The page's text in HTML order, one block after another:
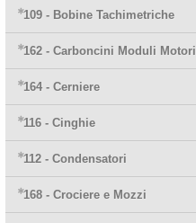
109 - Bobine Tachimetriche
162 - Carboncini Moduli Motori
164 - Cerniere
116 - Cinghie
112 - Condensatori
168 - Crociere e Mozzi